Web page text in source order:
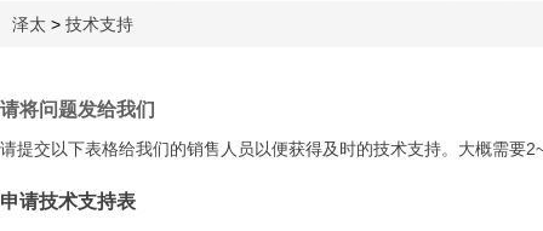
泽太 > 技术支持
请将问题发给我们
请提交以下表格给我们的销售人员以便获得及时的技术支持。大概需要
申请技术支持表